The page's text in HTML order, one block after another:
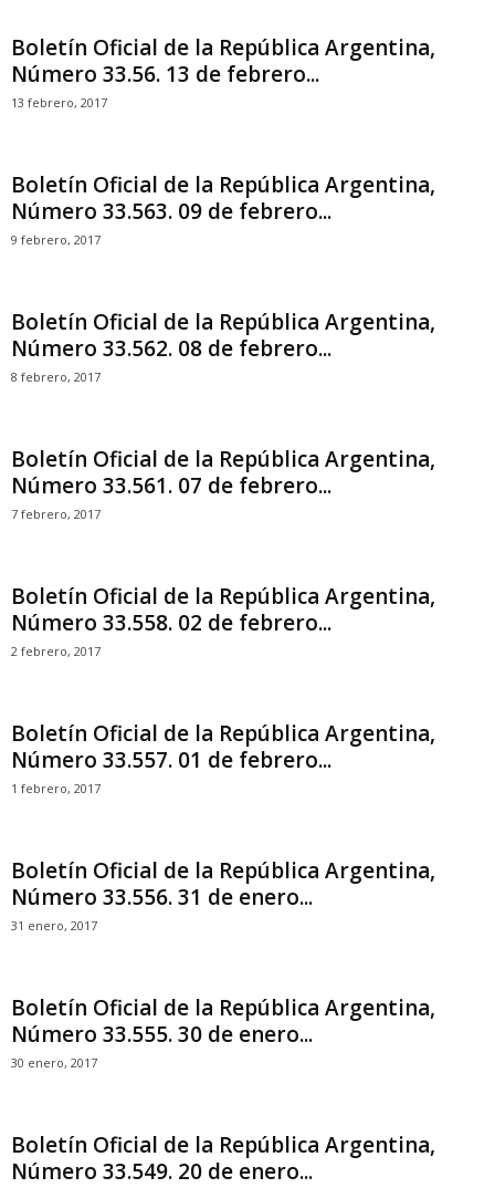
Boletín Oficial de la República Argentina,
Número 33.56. 13 de febrero...
13 febrero, 2017
Boletín Oficial de la República Argentina,
Número 33.563. 09 de febrero...
9 febrero, 2017
Boletín Oficial de la República Argentina,
Número 33.562. 08 de febrero...
8 febrero, 2017
Boletín Oficial de la República Argentina,
Número 33.561. 07 de febrero...
7 febrero, 2017
Boletín Oficial de la República Argentina,
Número 33.558. 02 de febrero...
2 febrero, 2017
Boletín Oficial de la República Argentina,
Número 33.557. 01 de febrero...
1 febrero, 2017
Boletín Oficial de la República Argentina,
Número 33.556. 31 de enero...
31 enero, 2017
Boletín Oficial de la República Argentina,
Número 33.555. 30 de enero...
30 enero, 2017
Boletín Oficial de la República Argentina,
Número 33.549. 20 de enero...